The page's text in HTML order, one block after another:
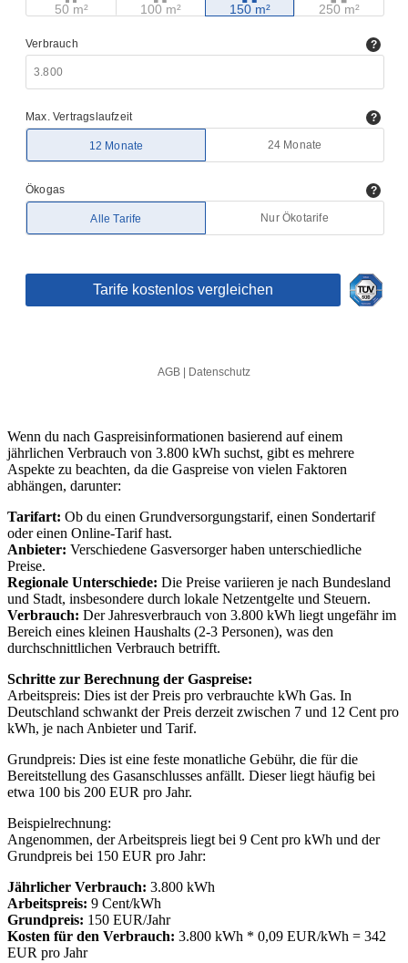
Wenn du nach Gaspreisinformationen basierend auf einem
jährlichen Verbrauch von 3.800 kWh suchst, gibt es mehrere
Aspekte zu beachten, da die Gaspreise von vielen Faktoren
abhängen, darunter:
Tarifart: Ob du einen Grundversorgungstarif, einen Sondertarif
oder einen Online-Tarif hast.
Anbieter: Verschiedene Gasversorger haben unterschiedliche
Preise.
Regionale Unterschiede: Die Preise variieren je nach Bundesland
und Stadt, insbesondere durch lokale Netzentgelte und Steuern.
Verbrauch: Der Jahresverbrauch von 3.800 kWh liegt ungefähr im
Bereich eines kleinen Haushalts (2-3 Personen), was den
durchschnittlichen Verbrauch betrifft.
Schritte zur Berechnung der Gaspreise:
Arbeitspreis: Dies ist der Preis pro verbrauchte kWh Gas. In
Deutschland schwankt der Preis derzeit zwischen 7 und 12 Cent pro
kWh, je nach Anbieter und Tarif.
Grundpreis: Dies ist eine feste monatliche Gebühr, die für die
Bereitstellung des Gasanschlusses anfällt. Dieser liegt häufig bei
etwa 100 bis 200 EUR pro Jahr.
Beispielrechnung:
Angenommen, der Arbeitspreis liegt bei 9 Cent pro kWh und der
Grundpreis bei 150 EUR pro Jahr:
Jährlicher Verbrauch: 3.800 kWh
Arbeitspreis: 9 Cent/kWh
Grundpreis: 150 EUR/Jahr
Kosten für den Verbrauch: 3.800 kWh * 0,09 EUR/kWh = 342
EUR pro Jahr